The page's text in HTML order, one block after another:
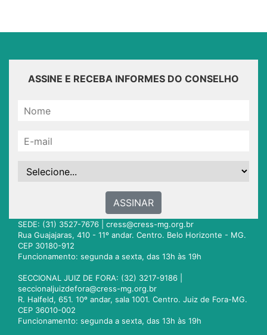
ASSINE E RECEBA INFORMES DO CONSELHO
ASSINAR
SEDE: (31) 3527-7676 | cress@cress-mg.org.br
Rua Guajajaras, 410 - 11º andar. Centro. Belo Horizonte - MG.
CEP 30180-912
Funcionamento: segunda a sexta, das 13h às 19h
SECCIONAL JUIZ DE FORA: (32) 3217-9186 |
seccionaljuizdefora@cress-mg.org.br
R. Halfeld, 651. 10º andar, sala 1001. Centro. Juiz de Fora-MG.
CEP 36010-002
Funcionamento: segunda a sexta, das 13h às 19h